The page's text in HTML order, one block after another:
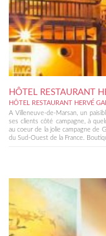
HÔTEL RESTAURANT
HÔTEL RESTAURANT HERVÉ
A Villeneuve-de-Marsan, un
ses clients côté campagne, à
au coeur de la jolie campagne de
du Sud-Ouest de la France.